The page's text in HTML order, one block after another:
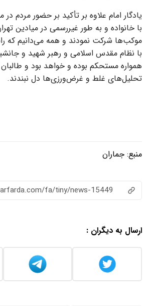
یادگار امام علاوه بر تأکید بر حضور مردم
با خانواده و به طور غیررسمی در میادین
موکب‌ها شرکت نمودند و همه می‌دانیم که
با نظام مقدس اسلامی و رهبر شهید و
همواره مستحکم بوده و خواهد بود و طالبان
تحلیل‌های غلط و غرض‌ورزی‌ها دل نبندند.
منبع: جماران
fa/tiny/news-15449
ارسال به دیگران :